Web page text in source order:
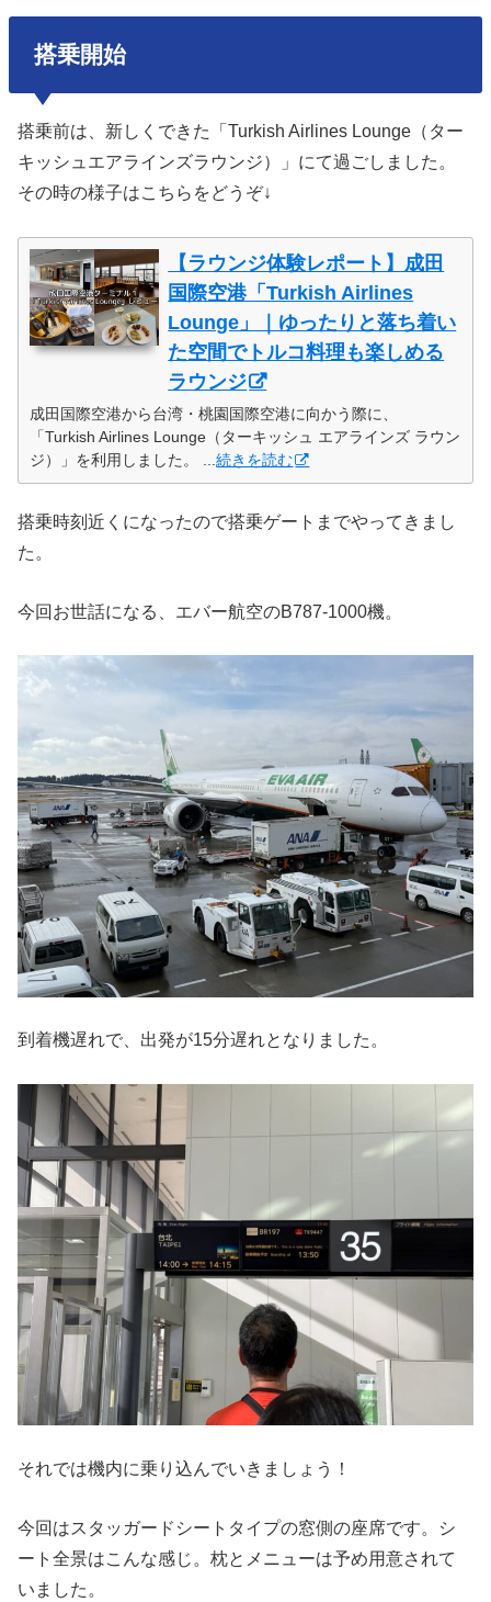
搭乗開始
搭乗前は、新しくできた「Turkish Airlines Lounge（ター
キッシュエアラインズラウンジ）」にて過ごしました。
その時の様子はこちらをどうぞ↓
【ラウンジ体験レポート】成田
国際空港「Turkish Airlines
Lounge」｜ゆったりと落ち着い
た空間でトルコ料理も楽しめる
ラウンジ
成田国際空港から台湾・桃園国際空港に向かう際に、
「Turkish Airlines Lounge（ターキッシュ エアラインズ ラウン
ジ）」を利用しました。 ...続きを読む
搭乗時刻近くになったので搭乗ゲートまでやってきまし
た。
今回お世話になる、エバー航空のB787-1000機。
到着機遅れで、出発が15分遅れとなりました。
それでは機内に乗り込んでいきましょう！
今回はスタッガードシートタイプの窓側の座席です。シ
ート全景はこんな感じ。枕とメニューは予め用意されて
いました。